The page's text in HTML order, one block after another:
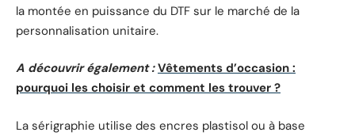
la montée en puissance du DTF sur le marché de la
personnalisation unitaire.
A découvrir également : Vêtements d’occasion :
pourquoi les choisir et comment les trouver ?
La sérigraphie utilise des encres plastisol ou à base